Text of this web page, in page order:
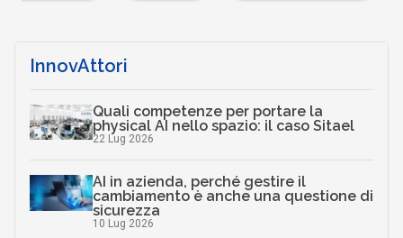
InnovAttori
Quali competenze per portare la
physical AI nello spazio: il caso Sitael
22 Lug 2026
AI in azienda, perché gestire il
cambiamento è anche una questione di
sicurezza
10 Lug 2026